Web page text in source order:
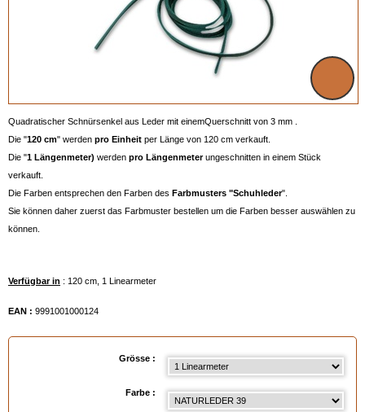
Quadratischer Schnürsenkel aus Leder mit einemQuerschnitt von 3 mm .
Die "120 cm" werden pro Einheit per Länge von 120 cm verkauft.
Die "1 Längenmeter) werden pro Längenmeterungeschnitten in einem Stück
verkauft.
Die Farben entsprechen den Farben des Farbmusters "Schuhleder".
Sie können daher zuerst das Farbmuster bestellen um die Farben besser auswählen zu
können.
Verfügbar in : 120 cm, 1 Linearmeter
EAN : 9991001000124
Grösse :
Farbe :